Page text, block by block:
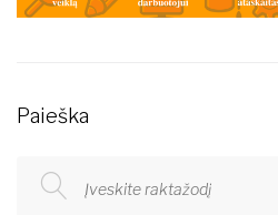
Paieška